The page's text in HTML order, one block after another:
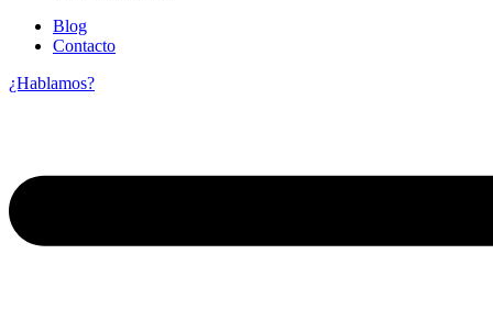
Blog
Contacto
¿Hablamos?